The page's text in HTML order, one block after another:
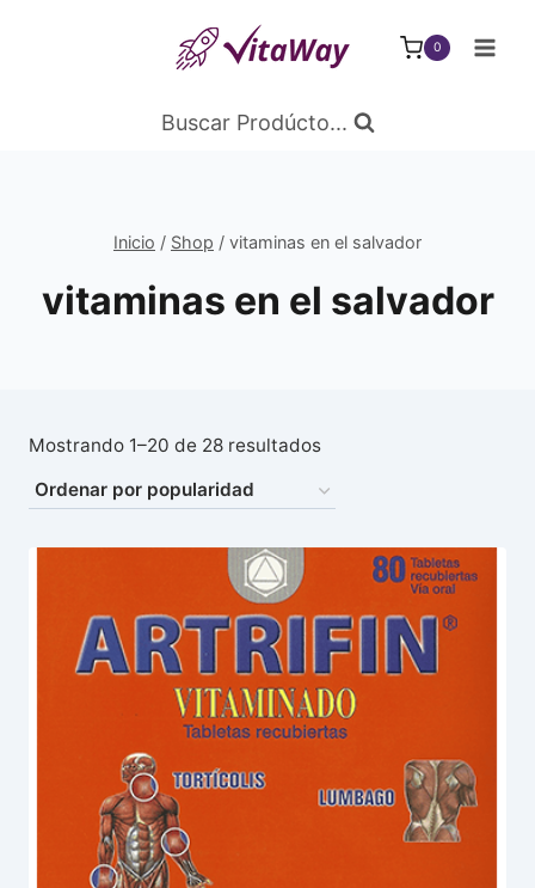
0
Buscar Prodúcto...
Inicio / Shop / vitaminas en el salvador
vitaminas en el salvador
Mostrando 1–20 de 28 resultadosOrdenado
popularidad